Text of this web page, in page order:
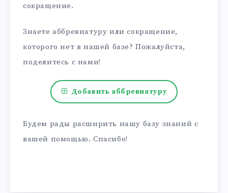
сокращение.
Знаете аббревиатуру или сокращение,
которого нет в нашей базе? Пожалуйста,
поделитесь с нами!
Добавить аббревиатуру
Будем рады расширить нашу базу знаний с
вашей помощью. Спасибо!